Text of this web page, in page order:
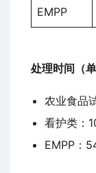
EMPP
处理时间（
农业食品
看护类：
EMPP：